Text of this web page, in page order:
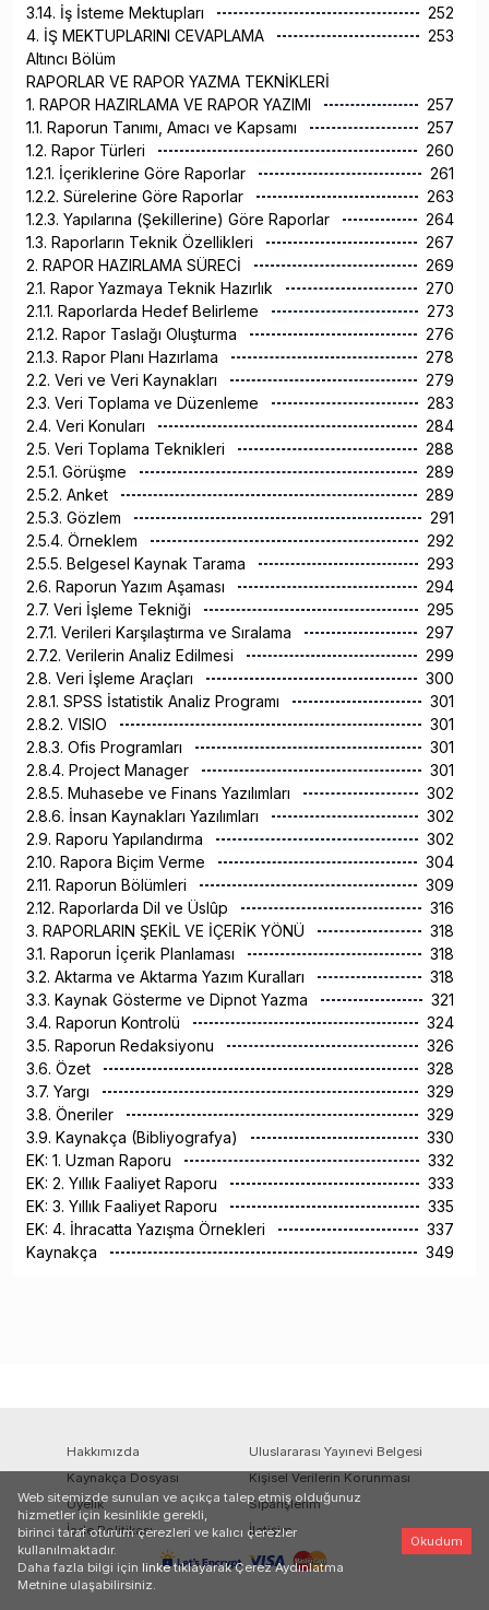
3.14. İş İsteme Mektupları
252
4. İŞ MEKTUPLARINI CEVAPLAMA
253
Altıncı Bölüm
RAPORLAR VE RAPOR YAZMA TEKNİKLERİ
1. RAPOR HAZIRLAMA VE RAPOR YAZIMI
257
1.1. Raporun Tanımı, Amacı ve Kapsamı
257
1.2. Rapor Türleri
260
1.2.1. İçeriklerine Göre Raporlar
261
1.2.2. Sürelerine Göre Raporlar
263
1.2.3. Yapılarına (Şekillerine) Göre Raporlar
264
1.3. Raporların Teknik Özellikleri
267
2. RAPOR HAZIRLAMA SÜRECİ
269
2.1. Rapor Yazmaya Teknik Hazırlık
270
2.1.1. Raporlarda Hedef Belirleme
273
2.1.2. Rapor Taslağı Oluşturma
276
2.1.3. Rapor Planı Hazırlama
278
2.2. Veri ve Veri Kaynakları
279
2.3. Veri Toplama ve Düzenleme
283
2.4. Veri Konuları
284
2.5. Veri Toplama Teknikleri
288
2.5.1. Görüşme
289
2.5.2. Anket
289
2.5.3. Gözlem
291
2.5.4. Örneklem
292
2.5.5. Belgesel Kaynak Tarama
293
2.6. Raporun Yazım Aşaması
294
2.7. Veri İşleme Tekniği
295
2.7.1. Verileri Karşılaştırma ve Sıralama
297
2.7.2. Verilerin Analiz Edilmesi
299
2.8. Veri İşleme Araçları
300
2.8.1. SPSS İstatistik Analiz Programı
301
2.8.2. VISIO
301
2.8.3. Ofis Programları
301
2.8.4. Project Manager
301
2.8.5. Muhasebe ve Finans Yazılımları
302
2.8.6. İnsan Kaynakları Yazılımları
302
2.9. Raporu Yapılandırma
302
2.10. Rapora Biçim Verme
304
2.11. Raporun Bölümleri
309
2.12. Raporlarda Dil ve Üslûp
316
3. RAPORLARIN ŞEKİL VE İÇERİK YÖNÜ
318
3.1. Raporun İçerik Planlaması
318
3.2. Aktarma ve Aktarma Yazım Kuralları
318
3.3. Kaynak Gösterme ve Dipnot Yazma
321
3.4. Raporun Kontrolü
324
3.5. Raporun Redaksiyonu
326
3.6. Özet
328
3.7. Yargı
329
3.8. Öneriler
329
3.9. Kaynakça (Bibliyografya)
330
EK: 1. Uzman Raporu
332
EK: 2. Yıllık Faaliyet Raporu
333
EK: 3. Yıllık Faaliyet Raporu
335
EK: 4. İhracatta Yazışma Örnekleri
337
Kaynakça
349
Hakkımızda
Uluslararası Yayınevi Belgesi
Kaynakça Dosyası
Kişisel Verilerin Korunması
Üyelik
Siparişlerim
İade Politikası
İletişim
Web sitemizde sunulan ve açıkça talep etmiş olduğunuz
hizmetler için kesinlikle gerekli,
birinci taraf oturum çerezleri ve kalıcı çerezler
kullanılmaktadır.
Daha fazla bilgi için linke tıklayarak Çerez Aydınlatma
Metnine ulaşabilirsiniz.
Okudum